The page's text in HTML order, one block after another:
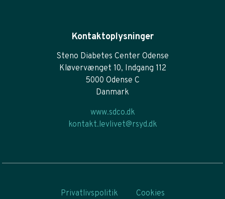
Kontaktoplysninger
Steno Diabetes Center Odense
Kløvervænget 10, Indgang 112
5000 Odense C
Danmark
www.sdco.dk
kontakt.levlivet@rsyd.dk
Privatlivspolitik Cookies